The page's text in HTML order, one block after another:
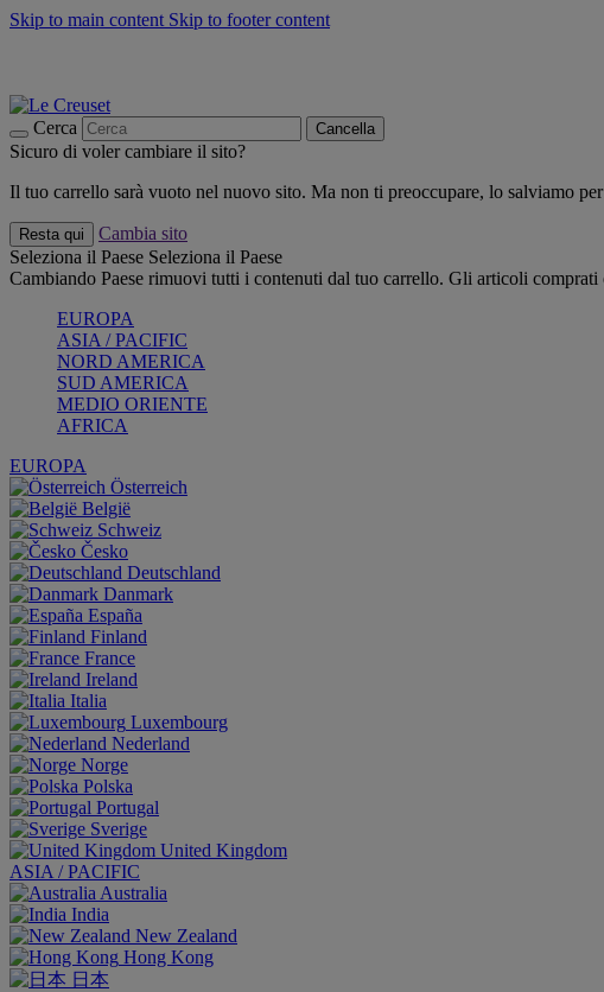
Skip to main content Skip to footer content
Cerca Cancella
Sicuro di voler cambiare il sito?
Il tuo carrello sarà vuoto nel nuovo sito. Ma non ti preoccupare, lo salviamo
Resta qui
Cambia sito
Seleziona il Paese Seleziona il Paese
Cambiando Paese rimuovi tutti i contenuti dal tuo carrello. Gli articoli comprati
EUROPA
ASIA / PACIFIC
NORD AMERICA
SUD AMERICA
MEDIO ORIENTE
AFRICA
EUROPA
Österreich
België
Schweiz
Česko
Deutschland
Danmark
España
Finland
France
Ireland
Italia
Luxembourg
Nederland
Norge
Polska
Portugal
Sverige
United Kingdom
ASIA / PACIFIC
Australia
India
New Zealand
Hong Kong
日本